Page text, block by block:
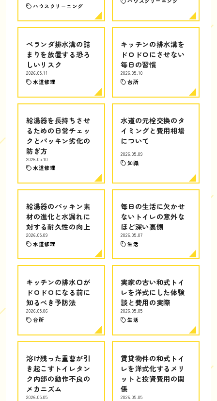
ハウスクリーニング
ベランダ排水溝の詰
まりを放置する恐ろ
しいリスク
2026.05.11
水道修理
キッチンの排水溝を
ドロドロにさせない
毎日の習慣
2026.05.10
台所
給湯器を長持ちさせ
るための日常チェッ
クとパッキン劣化の
防ぎ方
2026.05.10
水道修理
水道の元栓交換のタ
イミングと費用相場
について
2026.05.09
知識
給湯器のパッキン素
材の進化と水漏れに
対する耐久性の向上
2026.05.09
水道修理
毎日の生活に欠かせ
ないトイレの意外な
ほど深い裏側
2026.05.07
生活
キッチンの排水口が
ドロドロになる前に
知るべき予防法
2026.05.06
台所
実家の古い和式トイ
レを洋式にした体験
談と費用の実際
2026.05.05
生活
溶け残った重曹が引
き起こすトイレタン
ク内部の動作不良の
メカニズム
2026.05.05
賃貸物件の和式トイ
レを洋式化するメリ
ットと投資費用の関
係
2026.05.05